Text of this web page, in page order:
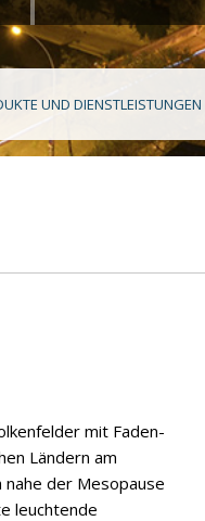
UND DIENSTLEISTUNGEN
mit Faden-
Ländern am
nahe der Mesopause
leuchtende